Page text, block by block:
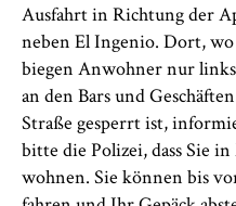
Ausfahrt in Richtung der
neben El Ingenio. Dort,
biegen Anwohner nur
an den Bars und
Straße gesperrt ist,
bitte die Polizei, dass Sie
wohnen. Sie können bis